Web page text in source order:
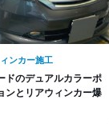
ンカー施工
ドのデュアルカラーポ
ンとリアウィンカー爆